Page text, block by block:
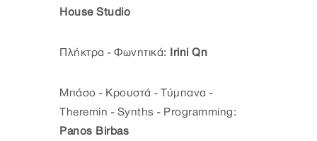
House Studio
Πλήκτρα - Φωνητικά: Irini Qn
Μπάσο - Κρουστά - Τύμπανα -
Theremin - Synths - Programming:
Panos Birbas